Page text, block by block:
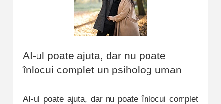
AI-ul poate ajuta, dar nu poate
înlocui complet un psiholog uman
AI-ul poate ajuta, dar nu poate înlocui complet